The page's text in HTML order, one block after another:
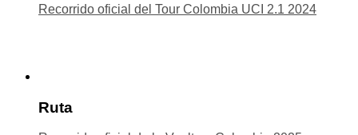
Recorrido oficial del Tour Colombia UCI 2.1 2024
Ruta